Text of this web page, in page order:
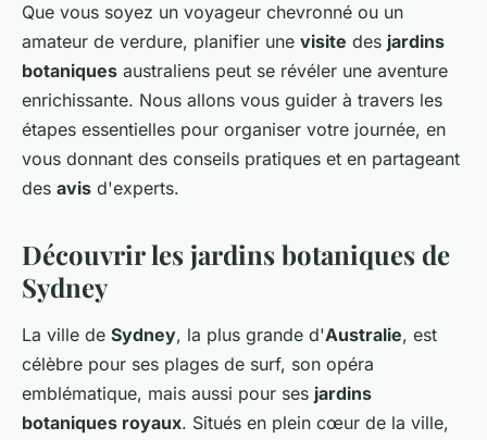
Que vous soyez un voyageur chevronné ou un
amateur de verdure, planifier une visite des jardins
botaniques australiens peut se révéler une aventure
enrichissante. Nous allons vous guider à travers les
étapes essentielles pour organiser votre journée, en
vous donnant des conseils pratiques et en partageant
des avis d'experts.
Découvrir les jardins botaniques de
Sydney
La ville de Sydney, la plus grande d'Australie, est
célèbre pour ses plages de surf, son opéra
emblématique, mais aussi pour ses jardins
botaniques royaux. Situés en plein cœur de la ville,